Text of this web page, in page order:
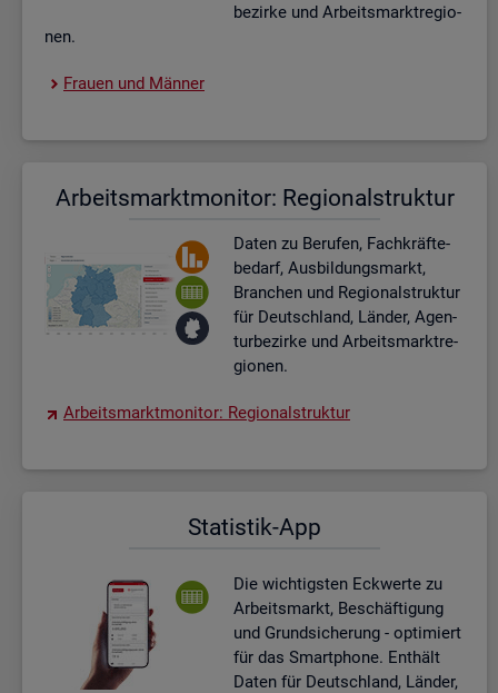
be­zir­ke und Ar­beits­markt­re­gio­
nen.
Frau­en und Män­ner
Ar­beits­markt­mo­ni­tor: Re­gio­nal­struk­tur
Daten zu Be­ru­fen, Fach­kräf­te­
be­darf, Aus­bil­dungs­markt,
Bran­chen und Re­gio­nal­struk­tur
für Deutsch­land, Län­der, Agen­
tur­be­zir­ke und Ar­beits­markt­re­
gio­nen.
Ar­beits­markt­mo­ni­tor: Re­gio­nal­struk­tur
Sta­tis­tik-App
Die wich­tigs­ten Eck­wer­te zu
Ar­beits­markt, Be­schäf­ti­gung
und Grund­si­che­rung - op­ti­miert
für das Smart­pho­ne. Ent­hält
Daten für Deutsch­land, Län­der,